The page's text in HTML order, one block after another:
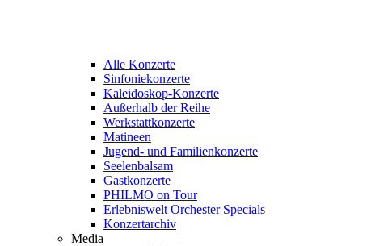
Alle Konzerte
Sinfoniekonzerte
Kaleidoskop-Konzerte
Außerhalb der Reihe
Werkstattkonzerte
Matineen
Jugend- und Familienkonzerte
Seelenbalsam
Gastkonzerte
PHILMO on Tour
Erlebniswelt Orchester Specials
Konzertarchiv
Media